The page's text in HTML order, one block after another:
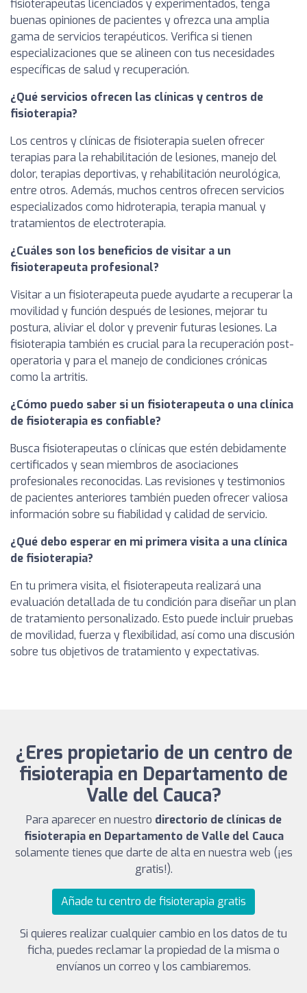
fisioterapeutas licenciados y experimentados, tenga
buenas opiniones de pacientes y ofrezca una amplia
gama de servicios terapéuticos. Verifica si tienen
especializaciones que se alineen con tus necesidades
específicas de salud y recuperación.
¿Qué servicios ofrecen las clínicas y centros de
fisioterapia?
Los centros y clínicas de fisioterapia suelen ofrecer
terapias para la rehabilitación de lesiones, manejo del
dolor, terapias deportivas, y rehabilitación neurológica,
entre otros. Además, muchos centros ofrecen servicios
especializados como hidroterapia, terapia manual y
tratamientos de electroterapia.
¿Cuáles son los beneficios de visitar a un
fisioterapeuta profesional?
Visitar a un fisioterapeuta puede ayudarte a recuperar la
movilidad y función después de lesiones, mejorar tu
postura, aliviar el dolor y prevenir futuras lesiones. La
fisioterapia también es crucial para la recuperación post-
operatoria y para el manejo de condiciones crónicas
como la artritis.
¿Cómo puedo saber si un fisioterapeuta o una clínica
de fisioterapia es confiable?
Busca fisioterapeutas o clínicas que estén debidamente
certificados y sean miembros de asociaciones
profesionales reconocidas. Las revisiones y testimonios
de pacientes anteriores también pueden ofrecer valiosa
información sobre su fiabilidad y calidad de servicio.
¿Qué debo esperar en mi primera visita a una clínica
de fisioterapia?
En tu primera visita, el fisioterapeuta realizará una
evaluación detallada de tu condición para diseñar un plan
de tratamiento personalizado. Esto puede incluir pruebas
de movilidad, fuerza y flexibilidad, así como una discusión
sobre tus objetivos de tratamiento y expectativas.
¿Eres propietario de un centro de
fisioterapia en Departamento de
Valle del Cauca?
Para aparecer en nuestro directorio de clínicas de
fisioterapia en Departamento de Valle del Cauca
solamente tienes que darte de alta en nuestra web (¡es
gratis!).
Añade tu centro de fisioterapia gratis
Si quieres realizar cualquier cambio en los datos de tu
ficha, puedes reclamar la propiedad de la misma o
envíanos un correo y los cambiaremos.